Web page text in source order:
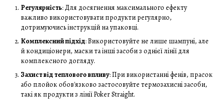
Регулярність: Для досягнення максимального ефекту
важливо використовувати продукти регулярно,
дотримуючись інструкцій на упаковці.
Комплексний підхід: Використовуйте не лише шампуні, але
й кондиціонери, маски та інші засоби з однієї лінії для
комплексного догляду.
Захист від теплового впливу: При використанні фенів, прасок
або плойок обов'язково застосовуйте термозахисні засоби,
такі як продукти з лінії Poker Straight.